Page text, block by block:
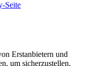
Seite
Erstanbietern und
um sicherzustellen,